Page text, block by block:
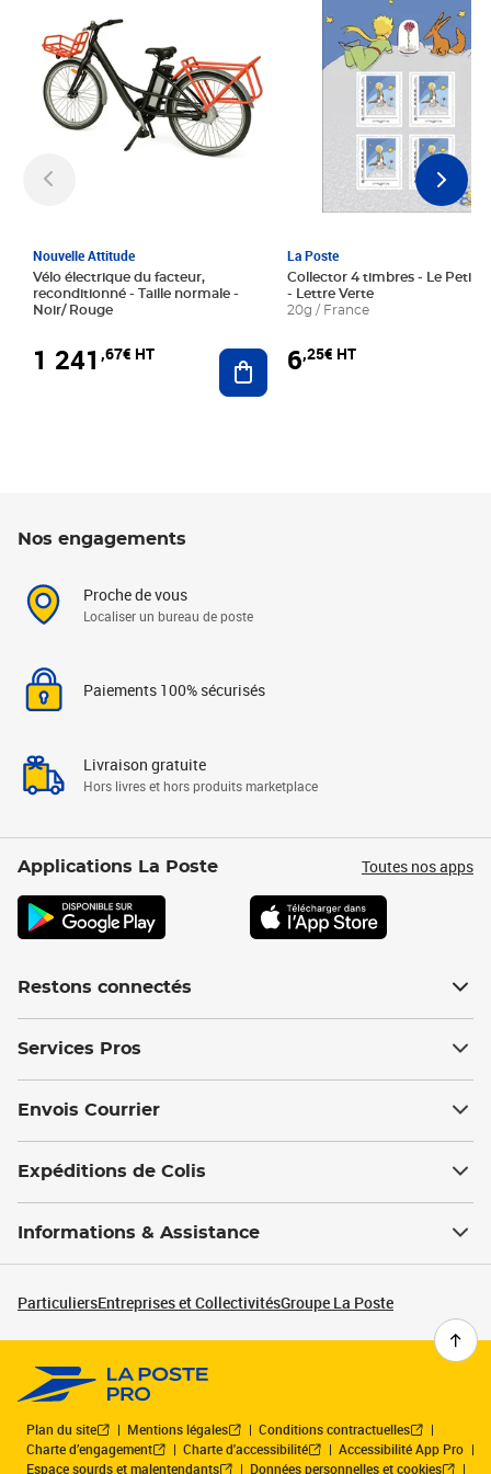
Nouvelle Attitude
Vélo électrique du facteur,
reconditionné - Taille normale -
Noir/ Rouge
1 241 ,67€ HT Ajouter au panier
La Poste
Collector 4 timbres - Le Petit
- Lettre Verte
20g / France
6,25€ HT
Nos engagements
Proche de vous
Localiser un bureau de poste
Paiements 100% sécurisés
Livraison gratuite
Hors livres et hors produits marketplace
Applications La Poste Toutes nos apps
Restons connectés
Services Pros
Envois Courrier
Expéditions de Colis
Informations & Assistance
ParticuliersEntreprises et CollectivitésGroupe La Poste
Plan du site Mentions légales
Conditions contractuelles
Charte d’engagement
Charte d'accessibilité
Accessibilité App Pro
Espace sourds et malentendants
Données personnelles et cookies